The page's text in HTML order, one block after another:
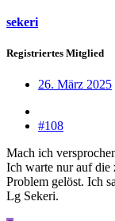
sekeri
Registriertes Mitglied
26. März 2025
#108
Mach ich
Ich warte nur auf die
Problem gelöst. Ich
Lg Sekeri.